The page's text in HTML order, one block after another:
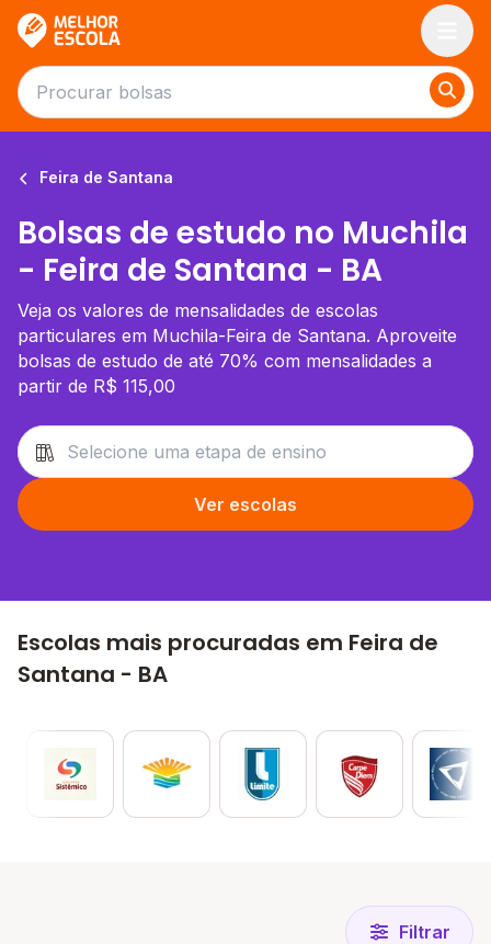
Feira de Santana
Bolsas de estudo no Muchila
- Feira de Santana - BA
Veja os valores de mensalidades de escolas
particulares em Muchila-Feira de Santana. Aproveite
bolsas de estudo de até 70% com mensalidades a
partir de R$ 115,00
Ver escolas
Escolas mais procuradas em Feira de
Santana - BA
Filtrar